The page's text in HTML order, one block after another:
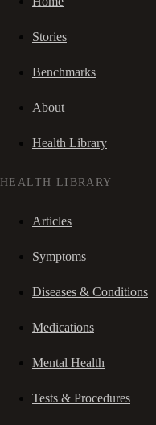
Stories
Benchmarks
About
Health Library
HEALTH LIBRARY
Articles
Symptoms
Diseases & Conditions
Medications
Mental Health
Tests & Procedures